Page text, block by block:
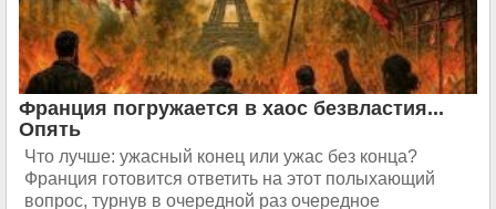
Франция погружается в хаос безвластия...
Опять
Что лучше: ужасный конец или ужас без конца?
Франция готовится ответить на этот полыхающий
вопрос, турнув в очередной раз очередное